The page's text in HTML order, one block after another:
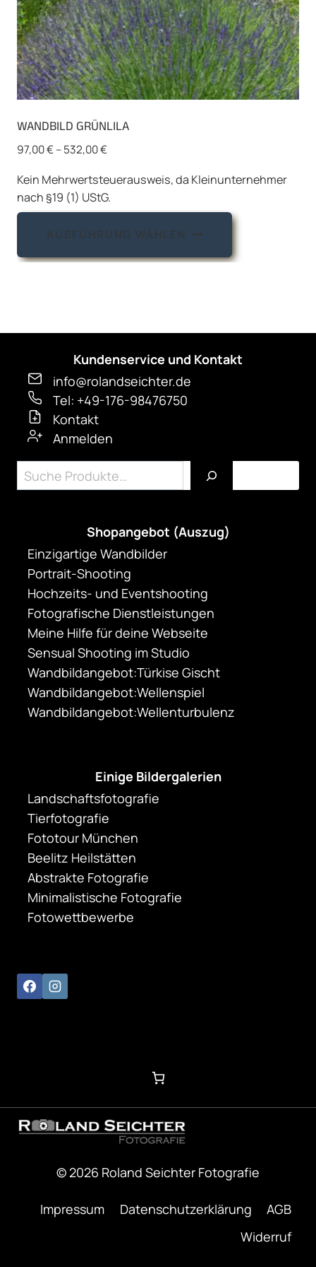
werden
WANDBILD GRÜNLILA
97,00€–532,00€
Kein Mehrwertsteuerausweis, da Kleinunternehmer
nach §19 (1) UStG.
AUSFÜHRUNG WÄHLEN
Dieses
weist
Optionen
gewählt
Kundenservice und Kontakt
info@rolandseichter.de
Tel: +49-176-98476750
Kontakt
Anmelden
Suchen
Shopangebot (Auszug)
Einzigartige Wandbilder
Portrait-Shooting
Hochzeits- und Eventshooting
Fotografische Dienstleistungen
Meine Hilfe für deine Webseite
Sensual Shooting im Studio
Wandbildangebot:Türkise Gischt
Wandbildangebot:Wellenspiel
Wandbildangebot:Wellenturbulenz
Einige Bildergalerien
Landschaftsfotografie
Tierfotografie
Fototour München
Beelitz Heilstätten
Abstrakte Fotografie
Minimalistische Fotografie
Fotowettbewerbe
© 2026 Roland Seichter Fotografie
Impressum Datenschutzerklärung
AGB
Widerruf